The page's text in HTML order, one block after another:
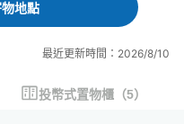
地點
最近更新時間：2026/8/10
投幣式置物櫃 （5）